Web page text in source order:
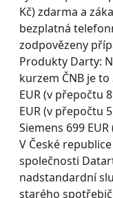
Kč) zdarma a
bezplatná
zodpovězeny
Produkty Darty:
kurzem ČNB je to
EUR (v přepočtu
EUR (v přepočtu
Siemens 699
V České
společnosti
nadstandardní
starého